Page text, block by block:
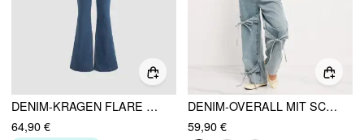
DENIM-KRAGEN FLARE BEIN OVERALLS
64,90 €
DENIM-OVERALL MIT SCHLEIFE, KLETTVERSCHLUSS UND TASCHEN AN WEITEN BEINEN
59,90 €